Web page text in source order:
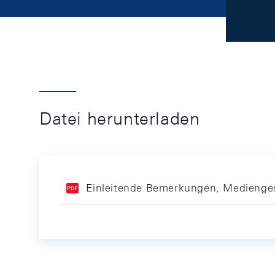
Datei herunterladen
Einleitende Bemerkungen,